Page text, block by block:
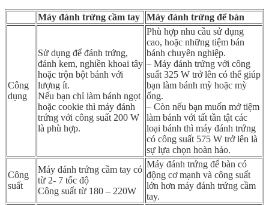
Máy đánh trứng cầm tay Máy đánh trứng để bàn
Công
dụng
Sử dụng để đánh trứng,
đánh kem, nghiền khoai tây
hoặc trộn bột bánh với
lượng ít.
Nếu bạn chỉ làm bánh ngọt
hoặc cookie thì máy đánh
trứng với công suất 200 W
là phù hợp.
Phù hợp nhu cầu sử dụng
cao, hoặc những tiệm bán
bánh chuyên nghiệp.
– Máy đánh trứng với công
suất 325 W trở lên có thể giúp
bạn làm bánh mỳ hoặc mỳ
ống.
– Còn nếu bạn muốn mở tiệm
làm bánh với tất tần tật các
loại bánh thì máy đánh trứng
có công suất 575 W trở lên là
sự lựa chọn hoàn hảo.
Công
suất
Máy đánh trứng cầm tay có
từ 2- 7 tốc độ
Công suất từ 180 – 220W
Máy đánh trứng để bàn có
động cơ mạnh và công suất
lớn hơn máy đánh trứng cầm
tay.